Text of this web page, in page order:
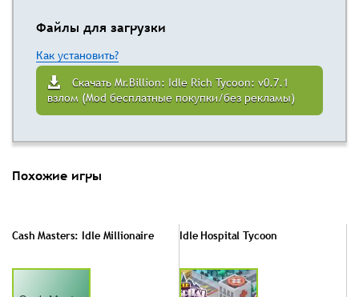
Файлы для загрузки
Как установить?
Скачать Mr.Billion: Idle Rich Tycoon: v0.7.1
взлом (Mod бесплатные покупки/без рекламы)
Похожие игры
Cash Masters: Idle Millionaire Idle Hospital Tycoon